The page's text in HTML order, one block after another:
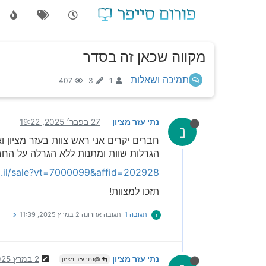
מקווה שכאן זה בסדר
תמיכה ושאלות 1
3
407
נ נתי עזר מציון 27 בפבר׳ 2025, 19:22
חברים יקרים אני ראש צוות בעזר
הגרלות שוות ומתנות ללא הגרלה על
sale?vt=7000099&affid=202928
תזכו למצוות!
נ תגובה 1 תגובה אחרונה 2 במרץ 2025, 11:39
נתי עזר מציון @נתי עזר מציון 2 במרץ 2025, 11:39